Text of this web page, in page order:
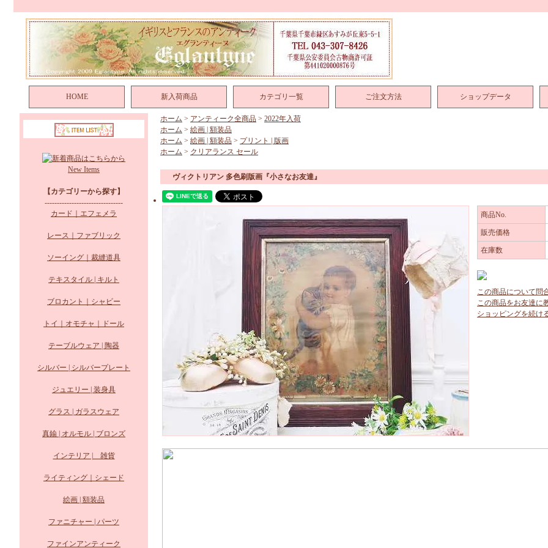
HOME 新入荷商品 カテゴリ一覧 ご注文方法 ショップデータ
New Items
【カテゴリーから探す】
--------------------------------
カード｜エフェメラ
レース｜ファブリック
ソーイング｜裁縫道具
テキスタイル | キルト
ブロカント｜シャビー
トイ｜オモチャ｜ドール
テーブルウェア | 陶器
シルバー | シルバープレート
ジュエリー | 装身具
グラス | ガラスウェア
真鍮 | オルモル | ブロンズ
インテリア | 雑貨
ライティング｜シェード
絵画 | 額装品
ファニチャー | パーツ
ファインアンティーク
ホーム > アンティーク全商品 > 2022年入荷
ホーム > 絵画 | 額装品
ホーム > 絵画 | 額装品 > プリント | 版画
ホーム > クリアランス セール
ヴィクトリアン 多色刷版画『小さなお友達』
商品No.
販売価格
在庫数
この商品について問
この商品をお友達に
ショッピングを続け